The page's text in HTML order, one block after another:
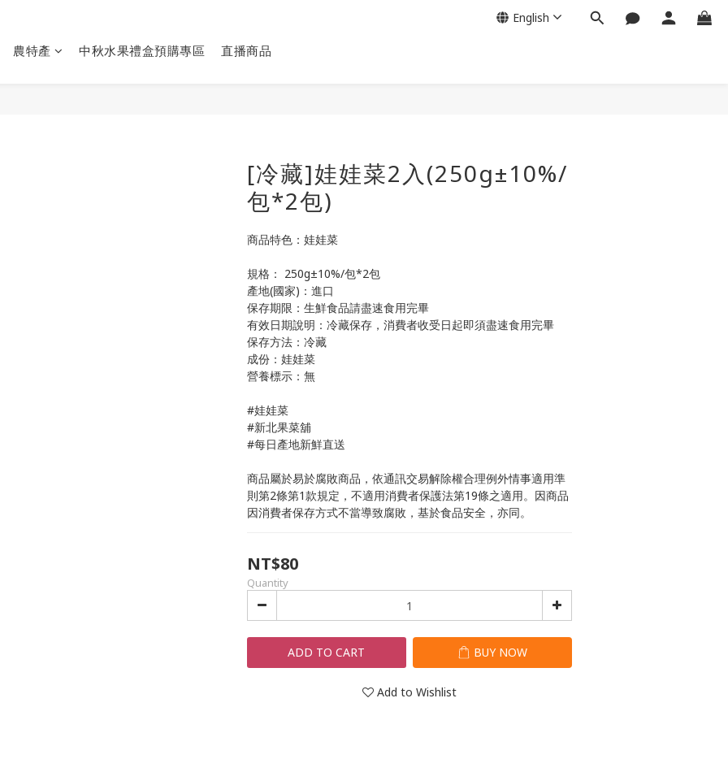
農特產 中秋水果禮盒預購專區 直播商品
English
[冷藏]娃娃菜2入(250g±10%/
包*2包)
商品特色：娃娃菜
規格： 250g±10%/包*2包
產地(國家)：進口
保存期限：生鮮食品請盡速食用完畢
有效日期說明：冷藏保存，消費者收受日起即須盡速食用完畢
保存方法：冷藏
成份：娃娃菜
營養標示：無
#娃娃菜
#新北果菜舖
#每日產地新鮮直送
商品屬於易於腐敗商品，依通訊交易解除權合理例外情事適用準
則第2條第1款規定，不適用消費者保護法第19條之適用。因商品
因消費者保存方式不當導致腐敗，基於食品安全，亦同。
NT$80
Quantity
ADD TO CART BUY NOW
Add to Wishlist